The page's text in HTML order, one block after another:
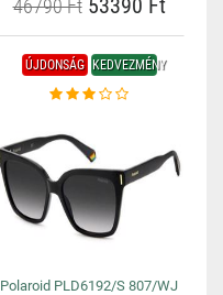
46790 Ft53390 Ft
ÚJDONSÁG KEDVEZMÉNY
Polaroid PLD6192/S 807/WJ